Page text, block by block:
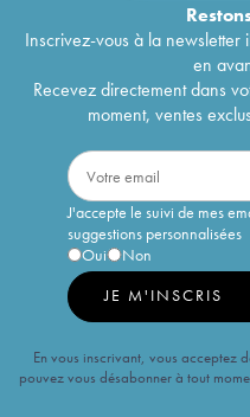
Inscrivez-vous à la
en
Recevez directement dans
moment, ventes
J'accepte le suivi de mes
suggestions personnalisées
Oui
Non
JE M'INSCRIS
En vous inscrivant, vous acceptez
pouvez vous désabonner à tout